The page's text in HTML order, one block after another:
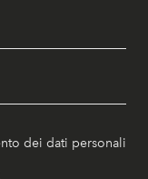
dei dati personali